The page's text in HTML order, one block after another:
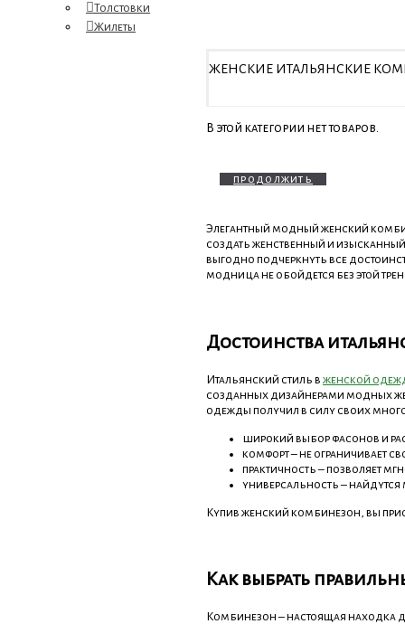
Толстовки
Жилеты
ЖЕНСКИЕ ИТАЛЬЯНСКИЕ
В этой категории нет товаров.
продолжить
Элегантный модный женский
создать женственный и
выгодно подчеркнуть все
модница не обойдется без этой
Достоинства
Итальянский стиль в женской
созданных дизайнерами модных
одежды получил в силу своих
широкий выбор фасонов и
комфорт – не ограничивает
практичность – позволяет
универсальность –
Купив женский комбинезон, вы
Как выбрать
Комбинезон – настоящая находка